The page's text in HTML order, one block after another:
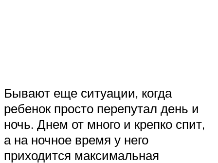
Бывают еще ситуации, когда
ребенок просто перепутал день и
ночь. Днем от много и крепко спит,
а на ночное время у него
приходится максимальная